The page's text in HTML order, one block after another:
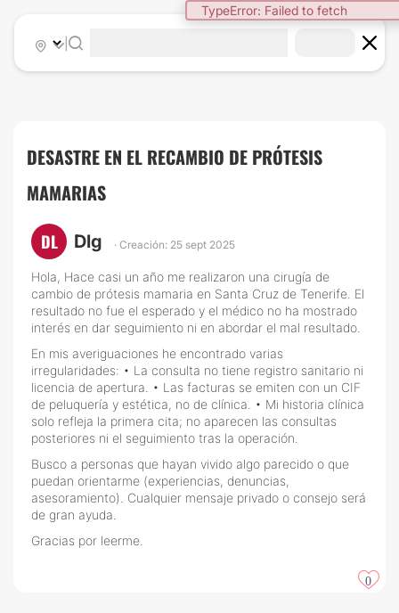
TypeError: Failed to fetch
|
DESASTRE EN EL RECAMBIO DE PRÓTESIS
MAMARIAS
DL Dlg · Creación: 25 sept 2025
Hola, Hace casi un año me realizaron una cirugía de
cambio de prótesis mamaria en Santa Cruz de Tenerife. El
resultado no fue el esperado y el médico no ha mostrado
interés en dar seguimiento ni en abordar el mal resultado.
En mis averiguaciones he encontrado varias
irregularidades: • La consulta no tiene registro sanitario ni
licencia de apertura. • Las facturas se emiten con un CIF
de peluquería y estética, no de clínica. • Mi historia clínica
solo refleja la primera cita; no aparecen las consultas
posteriores ni el seguimiento tras la operación.
Busco a personas que hayan vivido algo parecido o que
puedan orientarme (experiencias, denuncias,
asesoramiento). Cualquier mensaje privado o consejo será
de gran ayuda.
Gracias por leerme.
0